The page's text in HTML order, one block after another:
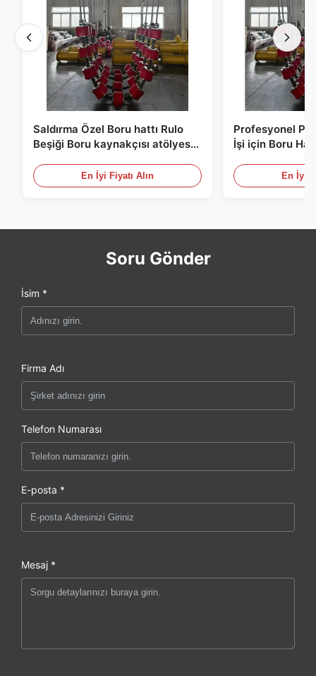
Saldırma Özel Boru hattı Rulo
Beşiği Boru kaynakçısı atölyesi
En İyi Fiyatı Alın
Profesyonel
İşi için Boru
En İyi
Soru Gönder
İsim *
Firma Adı
Telefon Numarası
E-posta *
Mesaj *